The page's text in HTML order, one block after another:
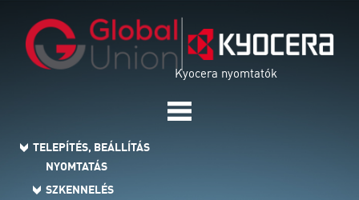
Kyocera nyomtatók
TELEPÍTÉS, BEÁLLÍTÁS
NYOMTATÁS
SZKENNELÉS